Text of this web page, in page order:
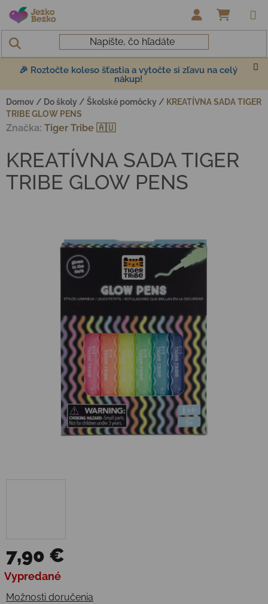
Prejsť na obsah
🎉 Roztočte koleso šťastia a vytočte si zľavu na celý
nákup!
Domov / Do školy / Školské pomôcky / KREATÍVNA SADA TIGER
TRIBE GLOW PENS
7,90 €
Jednotková cena:
Vypredané
Možnosti doručenia
KREATÍVNA SADA TIGER
TRIBE GLOW PENS
Značka: Tiger Tribe 🇦🇺